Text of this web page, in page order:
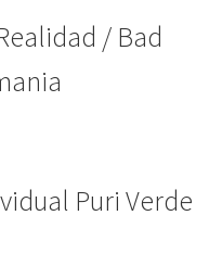
/ Bad
Puri Verde